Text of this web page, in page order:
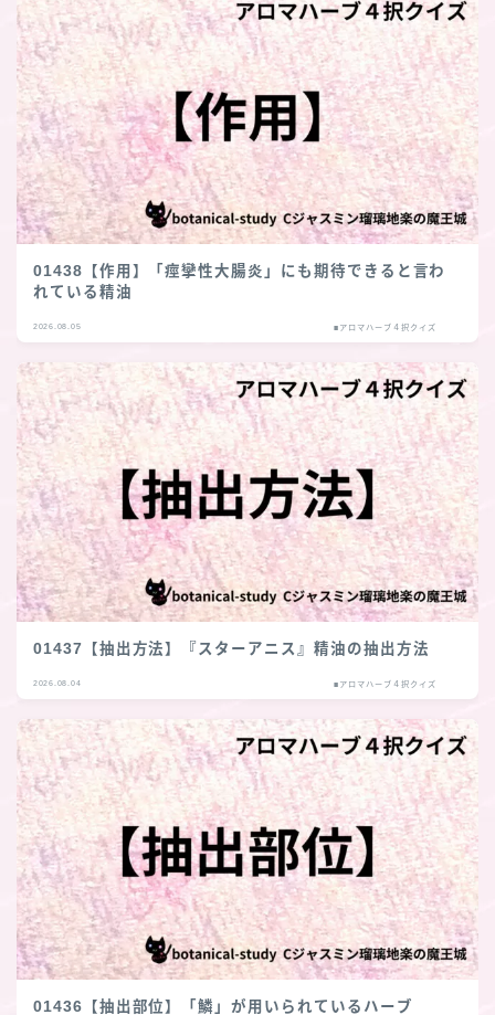
01438【作用】「痙攣性大腸炎」にも期待できると言わ
れている精油
2026.08.05 ■アロマハーブ４択クイズ
01437【抽出方法】『スターアニス』精油の抽出方法
2026.08.04 ■アロマハーブ４択クイズ
01436【抽出部位】「鱗」が用いられているハーブ